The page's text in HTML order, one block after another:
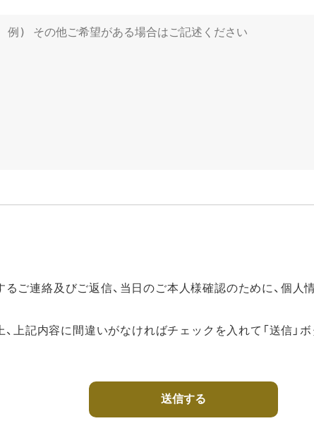
振袖撮影プラン
香川県/ 高松市/ 丸亀市/ 坂出
るご連絡及びご返信、当日のご本人様確認のために、個人
、上記内容に間違いがなければチェックを入れて「送信」